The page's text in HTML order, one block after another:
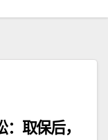
取保后，